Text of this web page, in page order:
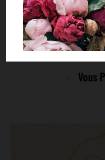
Livraison offerte
Vos bijoux livrés
Vous